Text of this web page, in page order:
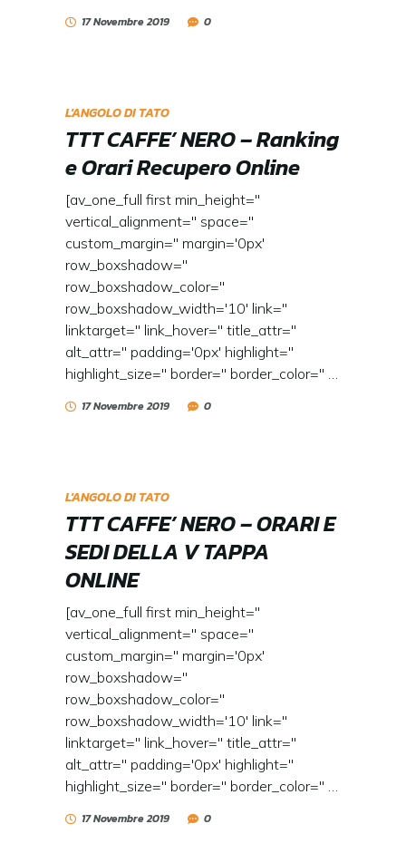
17 Novembre 2019 0
L'ANGOLO DI TATO
TTT CAFFE’ NERO – Ranking
e Orari Recupero Online
[av_one_full first min_height=''
vertical_alignment='' space=''
custom_margin='' margin='0px'
row_boxshadow=''
row_boxshadow_color=''
row_boxshadow_width='10' link=''
linktarget='' link_hover='' title_attr=''
alt_attr='' padding='0px' highlight=''
highlight_size='' border='' border_color='' …
17 Novembre 2019 0
L'ANGOLO DI TATO
TTT CAFFE’ NERO – ORARI E
SEDI DELLA V TAPPA
ONLINE
[av_one_full first min_height=''
vertical_alignment='' space=''
custom_margin='' margin='0px'
row_boxshadow=''
row_boxshadow_color=''
row_boxshadow_width='10' link=''
linktarget='' link_hover='' title_attr=''
alt_attr='' padding='0px' highlight=''
highlight_size='' border='' border_color='' …
17 Novembre 2019 0